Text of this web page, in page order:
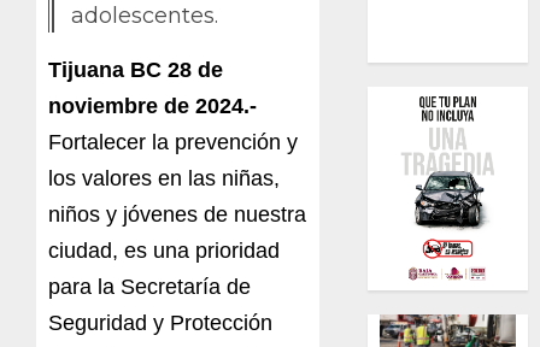
adolescentes.
Tijuana BC 28 de
noviembre de 2024.-
Fortalecer la prevención y
los valores en las niñas,
niños y jóvenes de nuestra
ciudad, es una prioridad
para la Secretaría de
Seguridad y Protección